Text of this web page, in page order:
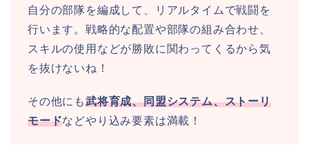
自分の部隊を編成して、リアルタイムで戦闘を
行います。戦略的な配置や部隊の組み合わせ、
スキルの使用などが勝敗に関わってくるから気
を抜けないね！
その他にも武将育成、同盟システム、ストーリ
モードなどやり込み要素は満載！